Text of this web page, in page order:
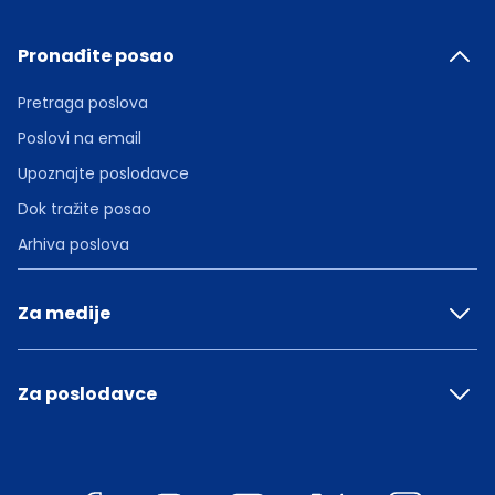
Pronađite posao
Pretraga poslova
Poslovi na email
Upoznajte poslodavce
Dok tražite posao
Arhiva poslova
Za medije
Za poslodavce